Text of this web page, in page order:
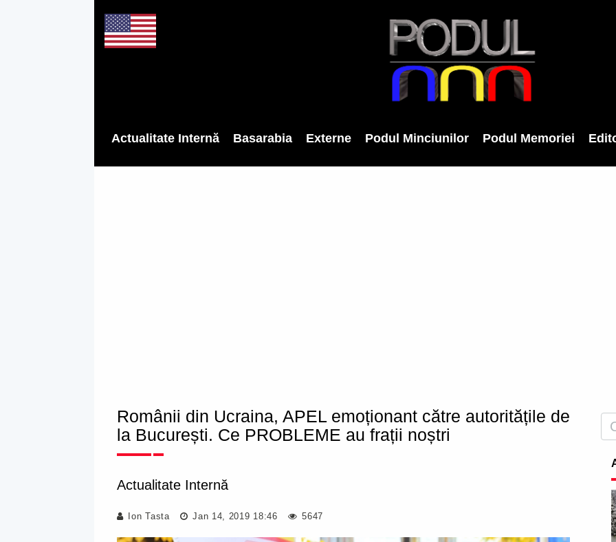
Actualitate Internă Basarabia Externe Podul Minciunilor Podul Memoriei
Românii din Ucraina, APEL emoționant către autoritățile de
la București. Ce PROBLEME au frații noștri
Actualitate Internă
Ion Tasta Jan 14, 2019 18:46 5647